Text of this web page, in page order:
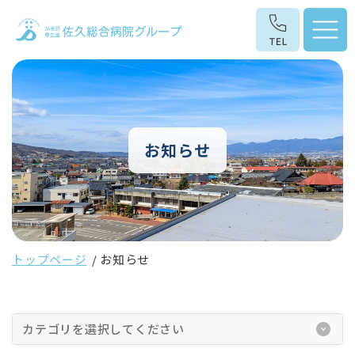
お知らせ
トップページ お知らせ
カテゴリを選択してください